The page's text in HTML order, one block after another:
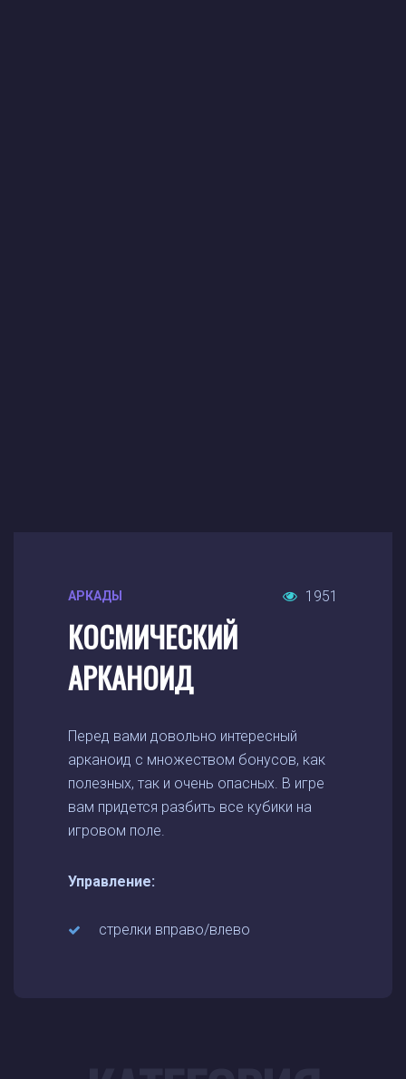
АРКАДЫ 1951
КОСМИЧЕСКИЙ
АРКАНОИД
Перед вами довольно интересный
арканоид с множеством бонусов, как
полезных, так и очень опасных. В игре
вам придется разбить все кубики на
игровом поле.
Управление:
стрелки вправо/влево